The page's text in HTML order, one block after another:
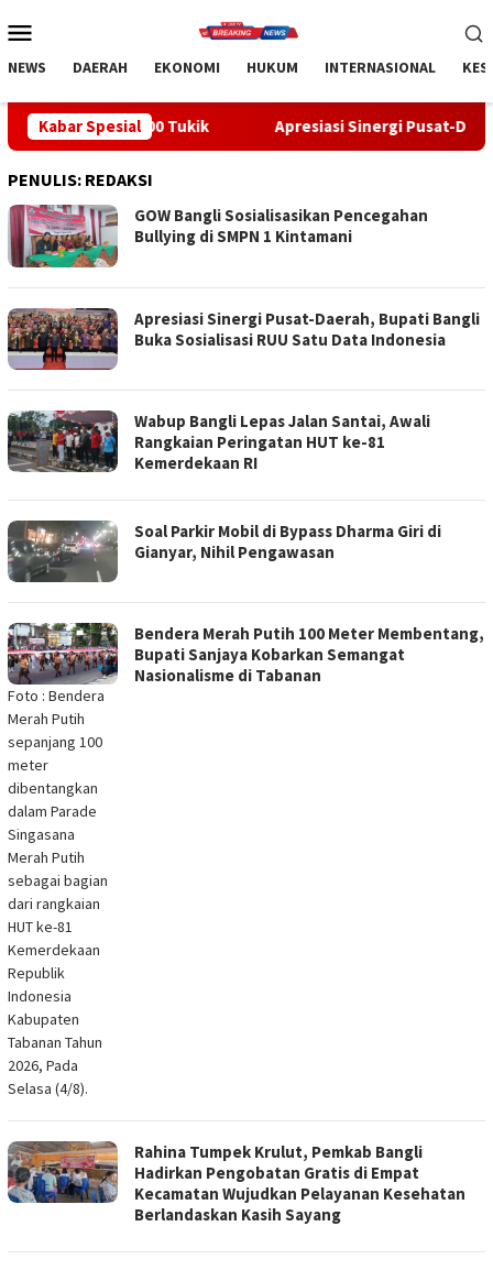
ke
Mobile
NEWS DAERAH EKONOMI HUKUM INTERNASIONAL
Kabar Spesial
300 Tukik Apresiasi Sinergi Pusat-Daerah, Bupati
PENULIS: REDAKSI
GOW Bangli Sosialisasikan Pencegahan
Bullying di SMPN 1 Kintamani
Apresiasi Sinergi Pusat-Daerah, Bupati Bangli
Buka Sosialisasi RUU Satu Data Indonesia
Wabup Bangli Lepas Jalan Santai, Awali
Rangkaian Peringatan HUT ke-81
Kemerdekaan RI
Soal Parkir Mobil di Bypass Dharma Giri di
Gianyar, Nihil Pengawasan
Foto : Bendera
Merah Putih
sepanjang 100
meter
dibentangkan
dalam Parade
Singasana
Merah Putih
sebagai bagian
dari rangkaian
HUT ke-81
Kemerdekaan
Republik
Indonesia
Kabupaten
Tabanan Tahun
2026, Pada
Selasa (4/8).
Bendera Merah Putih 100 Meter Membentang,
Bupati Sanjaya Kobarkan Semangat
Nasionalisme di Tabanan
Rahina Tumpek Krulut, Pemkab Bangli
Hadirkan Pengobatan Gratis di Empat
Kecamatan Wujudkan Pelayanan Kesehatan
Berlandaskan Kasih Sayang